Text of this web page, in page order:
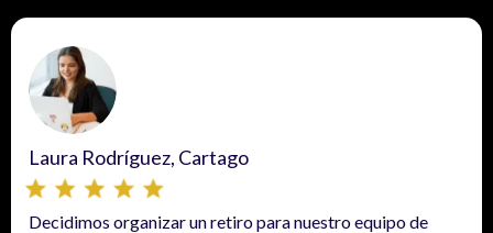
Laura Rodríguez, Cartago
Decidimos organizar un retiro para nuestro equipo de